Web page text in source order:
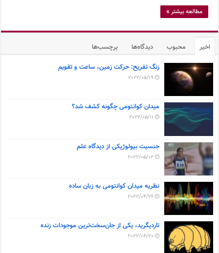
مطالعه بیشتر »
اخیر محبوب دیدگاه‌ها برچسب‌ها
زنگ تفریح: حرکت زمین، ساعت و تقویم
2022/05/19
میدان کوانتومی چگونه کشف شد؟
2022/05/11
جنسیت بیولوژیکی از دیدگاه علم
2022/05/02
نظریه میدان کوانتومی به زبان ساده
2022/04/26
تاردیگرید، یکی از جان‌سخت‌ترین موجودات زنده
2022/04/20